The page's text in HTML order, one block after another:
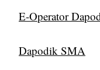
E-Operator
Dapodik SMA